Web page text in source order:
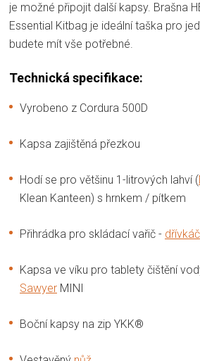
je možné připojit další kapsy. Brašna
Essential Kitbag je ideální taška pro
budete mít vše potřebné.
Technická specifikace:
Vyrobeno z Cordura 500D
Kapsa zajištěná přezkou
Hodí se pro většinu 1-litrových lahví (
Klean Kanteen) s hrnkem / pítkem
Přihrádka pro skládací vařič - dřívkáč
Kapsa ve víku pro tablety čištění
Sawyer MINI
Boční kapsy na zip YKK®